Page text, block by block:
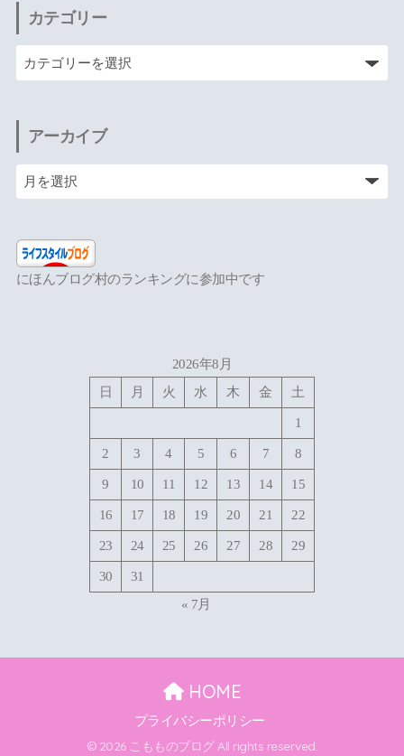
カテゴリー
アーカイブ
にほんブログ村のランキングに参加中です
2026年8月
日
月 火 水 木 金 土
1
2 3 4 5 6 7 8
9 10 11 12 13 14 15
16 17 18 19 20 21 22
23 24 25 26 27 28 29
30
31
« 7月
HOME
プライバシーポリシー
© 2026 こもものブログ All rights reserved.